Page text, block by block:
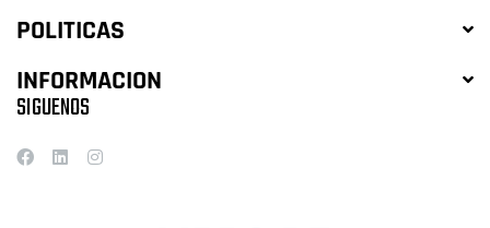
POLITICAS
INFORMACION
SIGUENOS